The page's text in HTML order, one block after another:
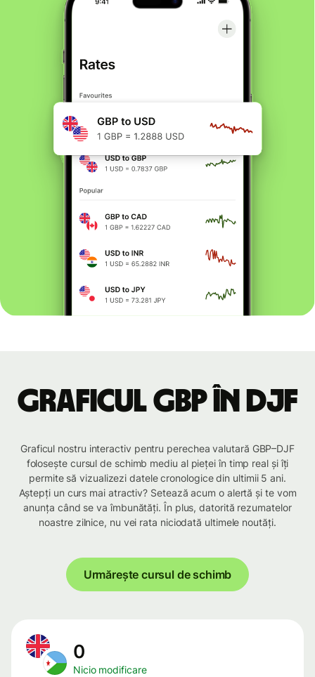
Graficul GBP în DJF
Graficul nostru interactiv pentru perechea valutară GBP–DJF
folosește cursul de schimb mediu al pieței în timp real și îți
permite să vizualizezi datele cronologice din ultimii 5 ani.
Aștepți un curs mai atractiv? Setează acum o alertă și te vom
anunța când se va îmbunătăți. În plus, datorită rezumatelor
noastre zilnice, nu vei rata niciodată ultimele noutăți.
Urmărește cursul de schimb
0
Nicio modificare